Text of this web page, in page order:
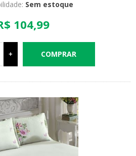
Sem estoque
104,99
+